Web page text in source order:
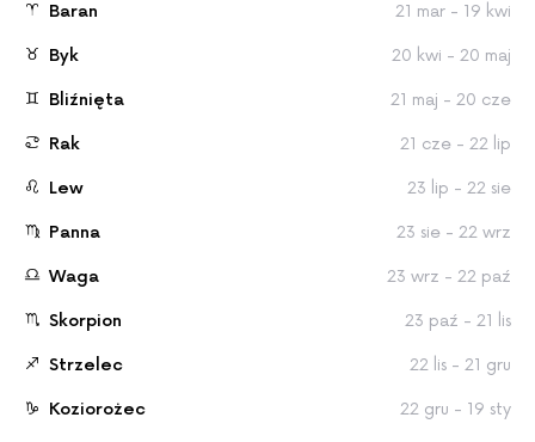
Baran 21 mar - 19 kwi
Byk 20 kwi - 20 maj
Bliźnięta 21 maj - 20 cze
Rak 21 cze - 22 lip
Lew 23 lip - 22 sie
Panna 23 sie - 22 wrz
Waga 23 wrz - 22 paź
Skorpion 23 paź - 21 lis
Strzelec 22 lis - 21 gru
Koziorożec 22 gru - 19 sty